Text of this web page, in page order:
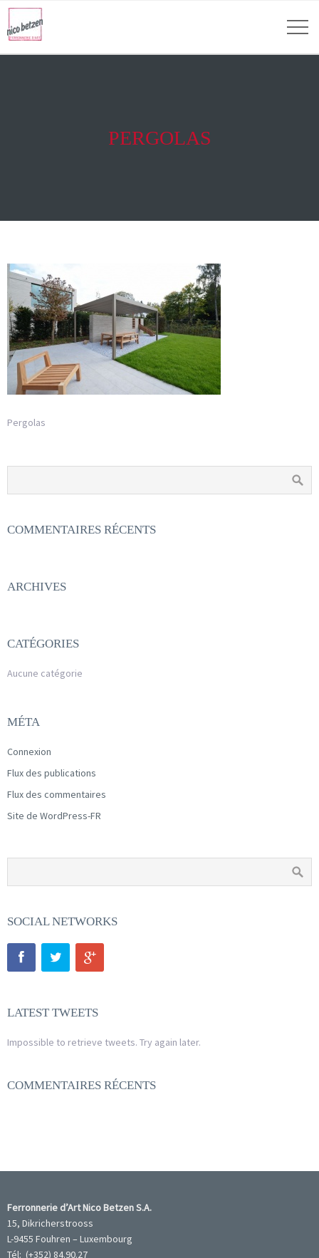
PERGOLAS
Pergolas
COMMENTAIRES RÉCENTS
ARCHIVES
CATÉGORIES
Aucune catégorie
MÉTA
Connexion
Flux des publications
Flux des commentaires
Site de WordPress-FR
SOCIAL NETWORKS
LATEST TWEETS
Impossible to retrieve tweets. Try again later.
COMMENTAIRES RÉCENTS
Ferronnerie d’Art Nico Betzen S.A.
15, Dikricherstrooss
L-9455 Fouhren – Luxembourg
Tél: (+352) 84.90.27